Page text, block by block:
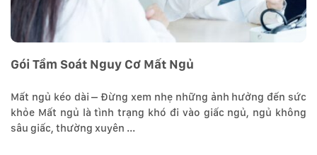
Gói Tầm Soát Nguy Cơ Mất Ngủ
Mất ngủ kéo dài – Đừng xem nhẹ những ảnh hưởng đến sức
khỏe Mất ngủ là tình trạng khó đi vào giấc ngủ, ngủ không
sâu giấc, thường xuyên ...